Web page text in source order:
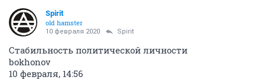
Spirit
old hamster
10 февраля 2020 Spirit
Стабильность политической личности
bokhonov
10 февраля, 14:56